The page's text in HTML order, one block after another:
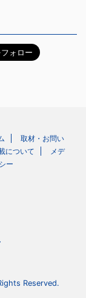
取材・お問い
について
メデ
ー
Reserved.